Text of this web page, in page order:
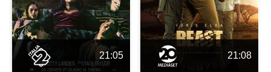
21:05 21:08